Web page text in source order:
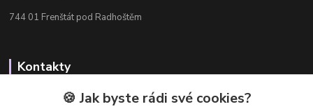
744 01 Frenštát pod Radhoštěm
Kontakty
Radka Chamrádová🍪 Jak byste rádi své cookies?